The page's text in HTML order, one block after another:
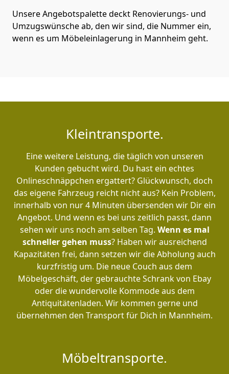
Unsere Angebotspalette deckt Renovierungs- und
Umzugswünsche ab, den wir sind, die Nummer ein,
wenn es um Möbeleinlagerung in Mannheim geht.
Kleintransporte.
Eine weitere Leistung, die täglich von unseren
Kunden gebucht wird. Du hast ein echtes
Onlineschnäppchen ergattert? Glückwunsch, doch
das eigene Fahrzeug reicht nicht aus? Kein Problem,
innerhalb von nur 4 Minuten übersenden wir Dir ein
Angebot. Und wenn es bei uns zeitlich passt, dann
sehen wir uns noch am selben Tag. Wenn es mal
schneller gehen muss? Haben wir ausreichend
Kapazitäten frei, dann setzen wir die Abholung auch
kurzfristig um. Die neue Couch aus dem
Möbelgeschäft, der gebrauchte Schrank von Ebay
oder die wundervolle Kommode aus dem
Antiquitätenladen. Wir kommen gerne und
übernehmen den Transport für Dich in Mannheim.
Möbeltransporte.